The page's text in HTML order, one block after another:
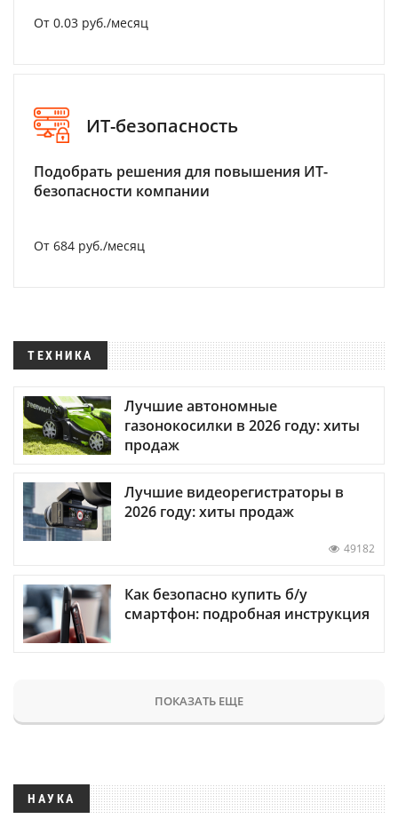
От 0.03 руб./месяц
ИТ-безопасность
Подобрать решения для повышения ИТ-
безопасности компании
От 684 руб./месяц
ТЕХНИКА
Лучшие автономные
газонокосилки в 2026 году: хиты
продаж
Лучшие видеорегистраторы в
2026 году: хиты продаж
49182
Как безопасно купить б/у
смартфон: подробная инструкция
ПОКАЗАТЬ ЕЩЕ
НАУКА